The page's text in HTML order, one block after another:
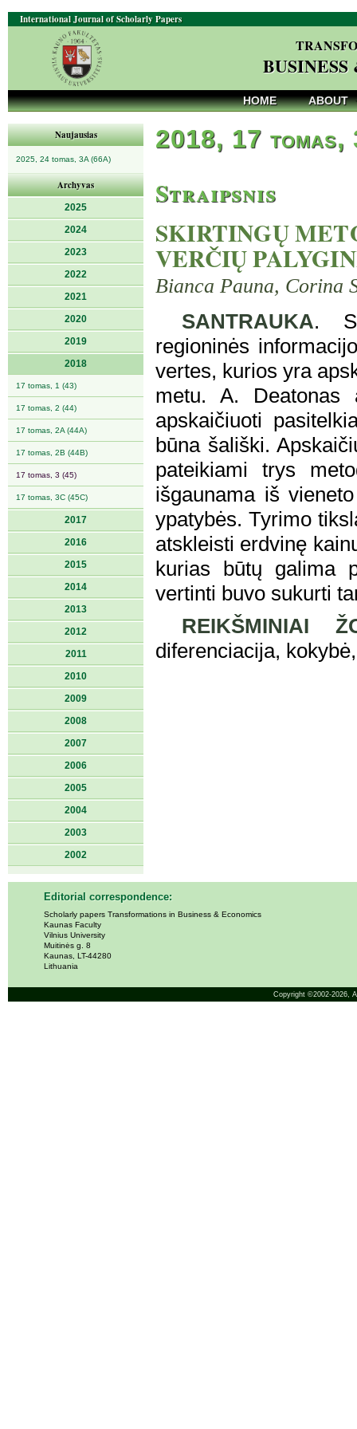
International Journal of Scholarly Papers
HOME ABOUT
Naujausias
2025, 24 tomas, 3A (66A)
Archyvas
2025
2024
2023
2022
2021
2020
2019
2018
17 tomas, 1 (43)
17 tomas, 2 (44)
17 tomas, 2A (44A)
17 tomas, 2B (44B)
17 tomas, 3 (45)
17 tomas, 3C (45C)
2017
2016
2015
2014
2013
2012
2011
2010
2009
2008
2007
2006
2005
2004
2003
2002
2018, 17 tomas,
Straipsnis
SKIRTINGŲ
VERČIŲ
Bianca Pauna, Corina
SANTRAUKA.
regioninės
vertes, kurios yra
metu. A. Deatonas
apskaičiuoti
būna šališki.
pateikiami trys
išgaunama iš
ypatybės. Tyrimo
atskleisti erdvinę
kurias būtų galima
vertinti buvo sukurti
REIKŠMINIAI
diferenciacija,
Editorial correspondence:
Scholarly papers Transformations in Business & Economics
Kaunas Faculty
Vilnius University
Muitinės g. 8
Kaunas, LT-44280
Lithuania
Copyright ©2002-2026,